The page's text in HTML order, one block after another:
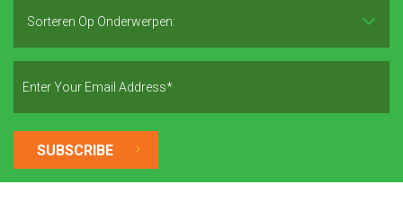
Sorteren Op Onderwerpen: